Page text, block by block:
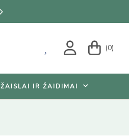
(0)
ŽAISLAI IR ŽAIDIMAI